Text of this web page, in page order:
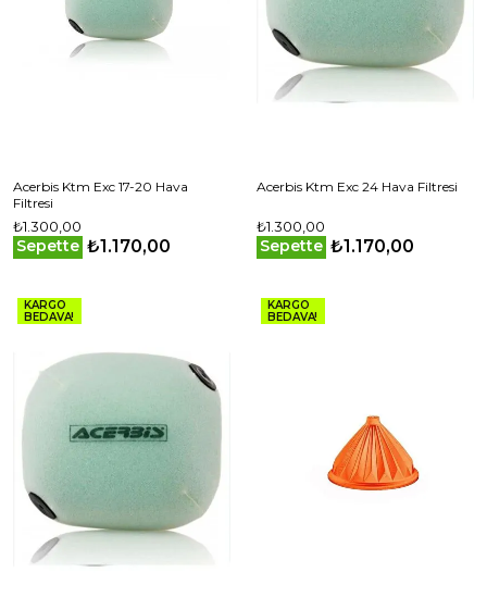
Acerbis Ktm Exc 17-20 Hava
Filtresi
₺1.300,00
Sepette ₺1.170,00
Acerbis Ktm Exc 24 Hava Filtresi
₺1.300,00
Sepette ₺1.170,00
KARGO
BEDAVA!
KARGO
BEDAVA!